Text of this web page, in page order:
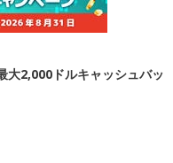
2,000ドルキャッシュバッ